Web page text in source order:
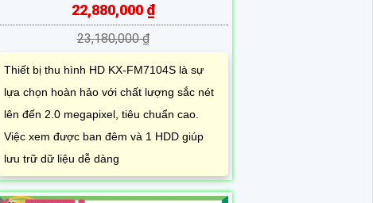
22,880,000 ₫
23,180,000 ₫
Thiết bị thu hình HD KX-FM7104S là sự
lựa chọn hoàn hảo với chất lượng sắc nét
lên đến 2.0 megapixel, tiêu chuẩn cao.
Việc xem được ban đêm và 1 HDD giúp
lưu trữ dữ liệu dễ dàng